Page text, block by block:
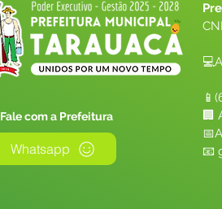
Fale com a Prefeitura
Whatsapp
🏢
📧